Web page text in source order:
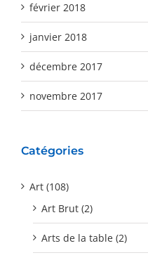
février 2018
janvier 2018
décembre 2017
novembre 2017
Catégories
Art (108)
Art Brut (2)
Arts de la table (2)